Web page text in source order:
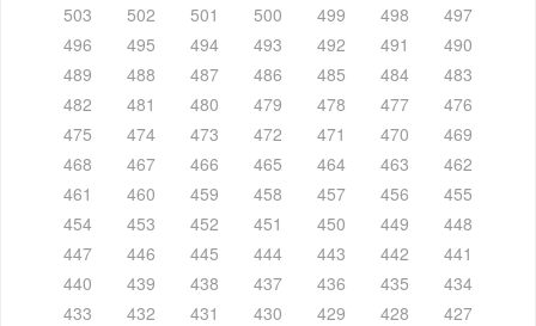
503
502 501 500 499 498
497
496
495 494 493 492 491
490
489
488 487 486 485 484
483
482
481 480 479 478 477
476
475
474 473 472 471 470
469
468
467 466 465 464 463
462
461
460 459 458 457 456
455
454
453 452 451 450 449
448
447
446 445 444 443 442
441
440
439 438 437 436 435
434
433
432 431 430 429 428
427